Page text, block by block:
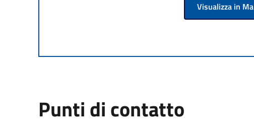
Visualizza in
Punti di contatto